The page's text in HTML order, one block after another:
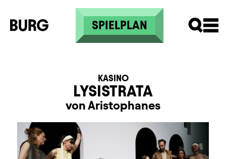
Direkt zum Inhalt
SPIELPLAN
LYSISTRATA
KASINO
von Aristophanes